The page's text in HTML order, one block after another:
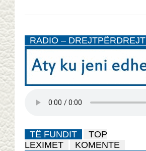
RADIO – DREJTPËRDREJT
TË FUNDIT
TOP
LEXIMET
KOMENTE